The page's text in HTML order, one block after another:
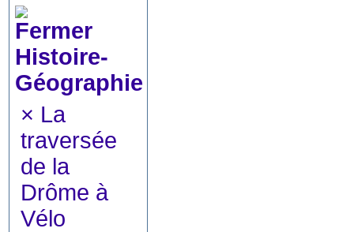
Histoire-
Géographie
× La
traversée
de la
Drôme à
Vélo